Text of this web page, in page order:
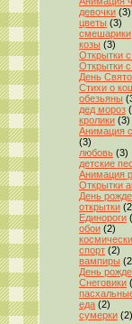
девочки (3)
цветы (3)
смешарики
козы (3)
Открытки
Открытки
День
Стихи о
обезьяны
дед мороз
кролики (3)
Анимация
(3)
любовь (3)
детские
Анимация
Открытки
День
открытки
Единороги
обои (2)
спорт (2)
вампиры
День
Снеговики
еда (2)
сумерки (2)